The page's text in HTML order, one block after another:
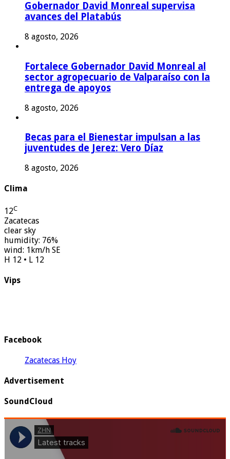
Gobernador David Monreal supervisa
avances del Platabús
8 agosto, 2026
Fortalece Gobernador David Monreal al
sector agropecuario de Valparaíso con la
entrega de apoyos
8 agosto, 2026
Becas para el Bienestar impulsan a las
juventudes de Jerez: Vero Díaz
8 agosto, 2026
Clima
12C
Zacatecas
clear sky
humidity: 76%
wind: 1km/h SE
H 12 • L 12
Vips
Facebook
Zacatecas Hoy
Advertisement
SoundCloud